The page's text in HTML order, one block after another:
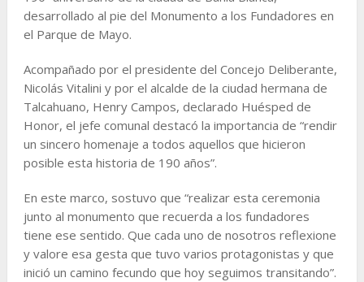
desarrollado al pie del Monumento a los Fundadores en
el Parque de Mayo.
Acompañado por el presidente del Concejo Deliberante,
Nicolás Vitalini y por el alcalde de la ciudad hermana de
Talcahuano, Henry Campos, declarado Huésped de
Honor, el jefe comunal destacó la importancia de “rendir
un sincero homenaje a todos aquellos que hicieron
posible esta historia de 190 años”.
En este marco, sostuvo que “realizar esta ceremonia
junto al monumento que recuerda a los fundadores
tiene ese sentido. Que cada uno de nosotros reflexione
y valore esa gesta que tuvo varios protagonistas y que
inició un camino fecundo que hoy seguimos transitando”.